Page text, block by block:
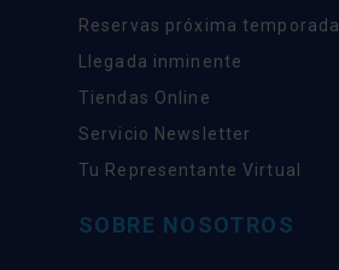
Reservas próxima temporada
Llegada inminente
Tiendas Online
Servicio Newsletter
Tu Representante Virtual
SOBRE NOSOTROS